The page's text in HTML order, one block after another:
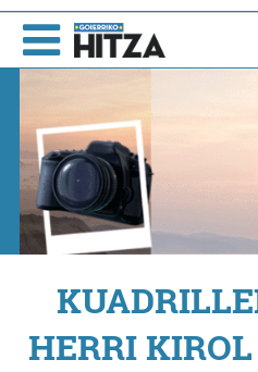
HERRI